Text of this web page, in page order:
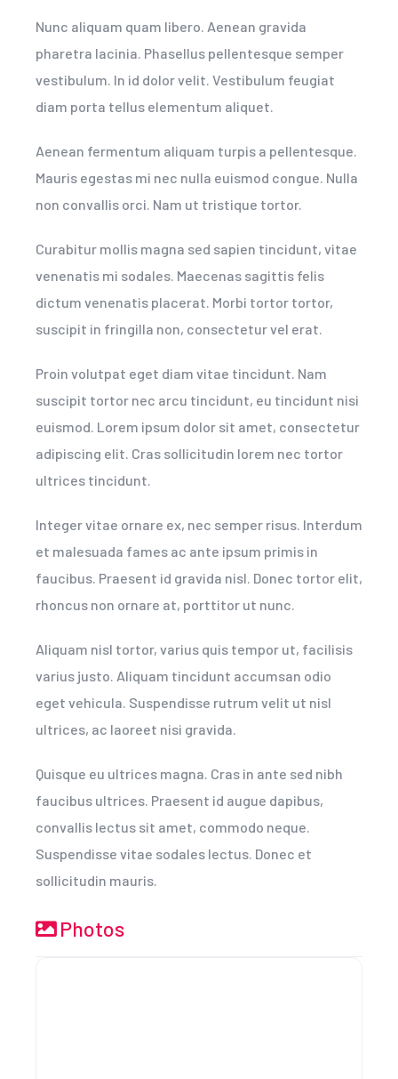
Nunc aliquam quam libero. Aenean gravida
pharetra lacinia. Phasellus pellentesque semper
vestibulum. In id dolor velit. Vestibulum feugiat
diam porta tellus elementum aliquet.
Aenean fermentum aliquam turpis a pellentesque.
Mauris egestas mi nec nulla euismod congue. Nulla
non convallis orci. Nam ut tristique tortor.
Curabitur mollis magna sed sapien tincidunt, vitae
venenatis mi sodales. Maecenas sagittis felis
dictum venenatis placerat. Morbi tortor tortor,
suscipit in fringilla non, consectetur vel erat.
Proin volutpat eget diam vitae tincidunt. Nam
suscipit tortor nec arcu tincidunt, eu tincidunt nisi
euismod. Lorem ipsum dolor sit amet, consectetur
adipiscing elit. Cras sollicitudin lorem nec tortor
ultrices tincidunt.
Integer vitae ornare ex, nec semper risus. Interdum
et malesuada fames ac ante ipsum primis in
faucibus. Praesent id gravida nisl. Donec tortor elit,
rhoncus non ornare at, porttitor ut nunc.
Aliquam nisl tortor, varius quis tempor ut, facilisis
varius justo. Aliquam tincidunt accumsan odio
eget vehicula. Suspendisse rutrum velit ut nisl
ultrices, ac laoreet nisi gravida.
Quisque eu ultrices magna. Cras in ante sed nibh
faucibus ultrices. Praesent id augue dapibus,
convallis lectus sit amet, commodo neque.
Suspendisse vitae sodales lectus. Donec et
sollicitudin mauris.
Photos